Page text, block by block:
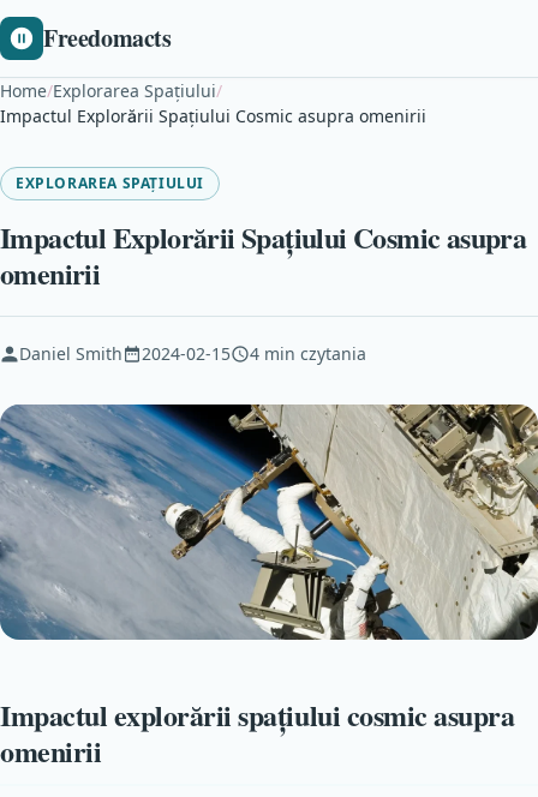
Freedomacts
Home/Explorarea Spațiului/
Impactul Explorării Spațiului Cosmic asupra omenirii
EXPLORAREA SPAȚIULUI
Impactul Explorării Spațiului Cosmic asupra
omenirii
Daniel Smith 2024-02-15 4 min czytania
Impactul explorării spațiului cosmic asupra
omenirii